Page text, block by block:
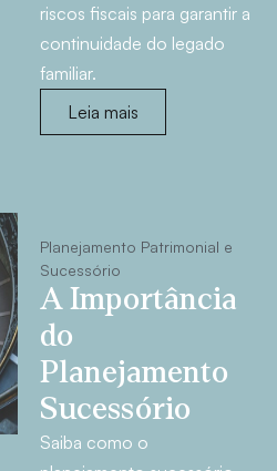
riscos fiscais para garantir a
continuidade do legado
familiar.
Leia mais
Planejamento Patrimonial e
Sucessório
A Importância
do
Planejamento
Sucessório
Saiba como o